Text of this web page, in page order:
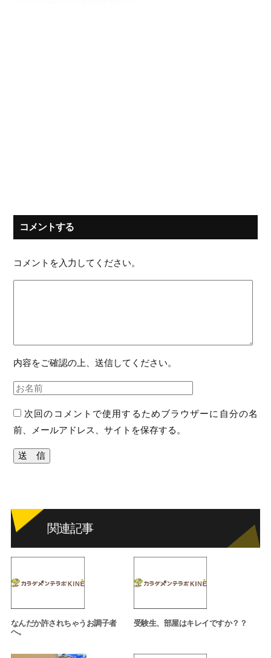
コメントする
コメントを入力してください。
内容をご確認の上、送信してください。
次回のコメントで使用するためブラウザーに自分の名
前、メールアドレス、サイトを保存する。
関連記事
なんだか許されちゃうお調子者
へ。
受験生、部屋はキレイですか？？